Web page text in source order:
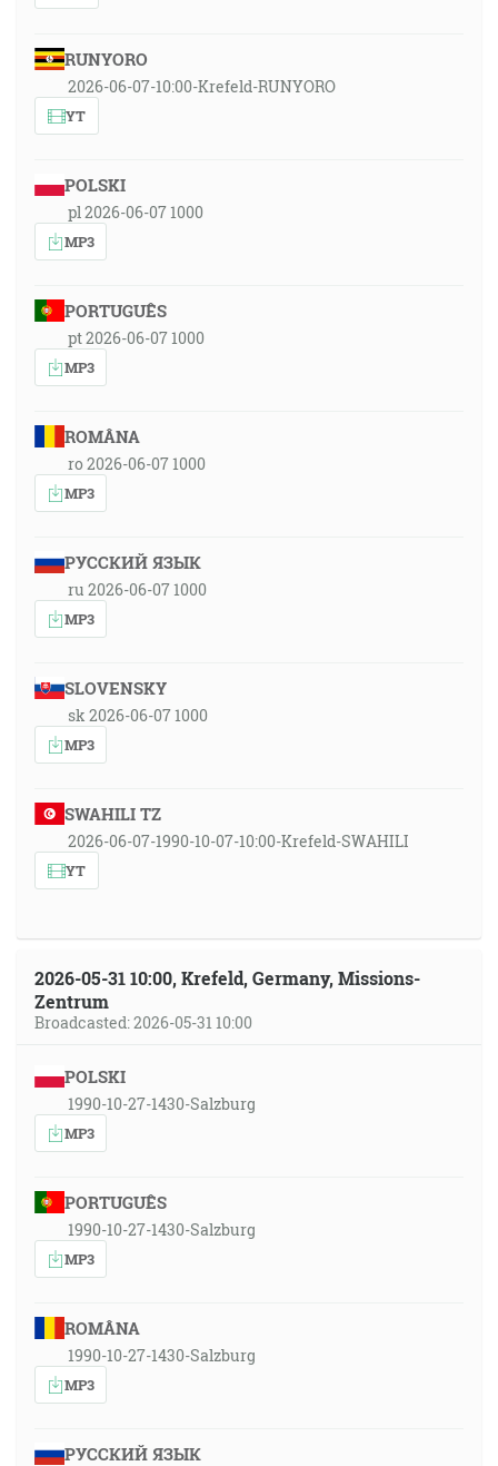
RUNYORO
2026-06-07-10:00-Krefeld-RUNYORO
YT
POLSKI
pl 2026-06-07 1000
MP3
PORTUGUÊS
pt 2026-06-07 1000
MP3
ROMÂNA
ro 2026-06-07 1000
MP3
РУССКИЙ ЯЗЫК
ru 2026-06-07 1000
MP3
SLOVENSKY
sk 2026-06-07 1000
MP3
SWAHILI TZ
2026-06-07-1990-10-07-10:00-Krefeld-SWAHILI
YT
2026-05-31 10:00, Krefeld, Germany, Missions-
Zentrum
Broadcasted: 2026-05-31 10:00
POLSKI
1990-10-27-1430-Salzburg
MP3
PORTUGUÊS
1990-10-27-1430-Salzburg
MP3
ROMÂNA
1990-10-27-1430-Salzburg
MP3
РУССКИЙ ЯЗЫК